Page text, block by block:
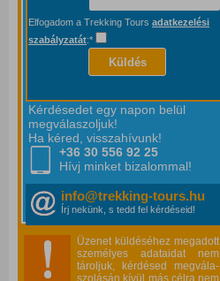
Elfogadom a Trekking Tours adatkezelési
szabályzatát:*
Küldés
Kérdésedet egy napon belül
megválaszoljuk!
Ha kéred, visszahívunk!
+36 30 556 92 25
Hívj minket bizalommal!
info@trekking-tours.hu
Írj nekünk, s tedd fel kérdéseid!
Üzenet küldéséhez megadott
személyes adataidat nem
tároljuk, kérdésed megvála-
szolásán kívül más célra nem